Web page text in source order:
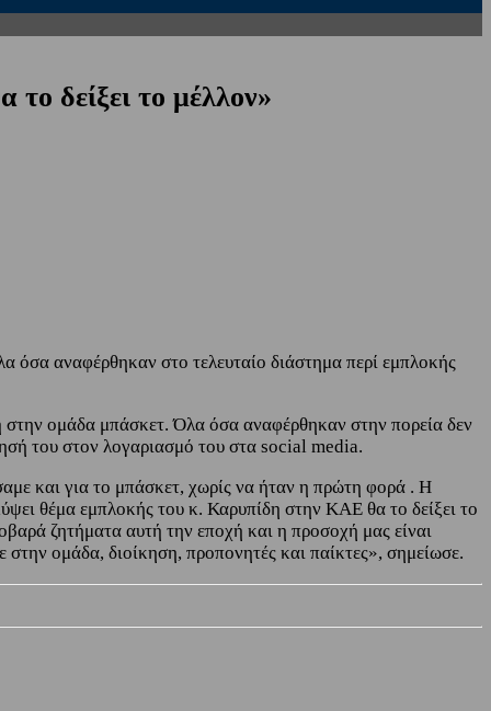
δείξει το μέλλον»
αναφέρθηκαν στο τελευταίο διάστημα περί εμπλοκής
στην ομάδα μπάσκετ. Όλα όσα αναφέρθηκαν στην πορεία δεν
του στον λογαριασμό του στα social media.
και για το μπάσκετ, χωρίς να ήταν η πρώτη φορά . Η
θέμα εμπλοκής του κ. Καρυπίδη στην ΚΑΕ θα το δείξει το
ζητήματα αυτή την εποχή και η προσοχή μας είναι
ομάδα, διοίκηση, προπονητές και παίκτες», σημείωσε.